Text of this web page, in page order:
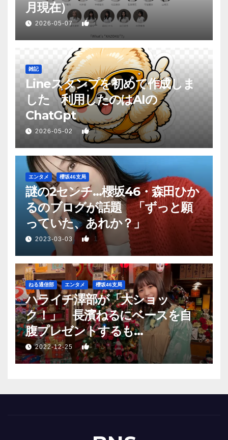
月現在）
2026-05-07 1
雑記
Lineスタンプを初めて作成しま
した 利用したのはAIの
ChatGpt
2026-05-02 1
エンタメ 櫻坂46支局
謎の2センチ…櫻坂46・森田ひか
るのブログが話題 「ずっと願
っていた、あれか？」
2023-03-03 1
ねる通信部 エンタメ 櫻坂46支局
ハライチ澤部が「大ショッ
ク！」 長濱ねるにベースを自
腹プレゼントするも…
2022-12-25 1